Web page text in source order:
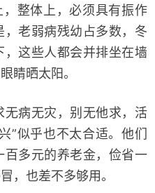
整体上，必须具有振作
老弱病残幼占多数，冬
这些人都会并排坐在墙
睛晒太阳。
病无灾，别无他求，活
”似乎也不太合适。他们
多元的养老金，俭省一
，也差不多够用。